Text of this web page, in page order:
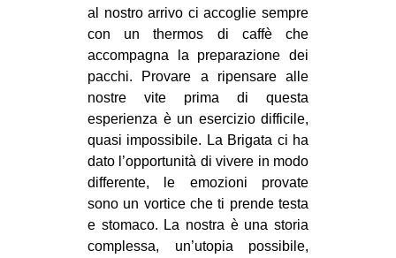
al nostro arrivo ci accoglie sempre
con un thermos di caffè che
accompagna la preparazione dei
pacchi. Provare a ripensare alle
nostre vite prima di questa
esperienza è un esercizio difficile,
quasi impossibile. La Brigata ci ha
dato l’opportunità di vivere in modo
differente, le emozioni provate
sono un vortice che ti prende testa
e stomaco. La nostra è una storia
complessa, un’utopia possibile,